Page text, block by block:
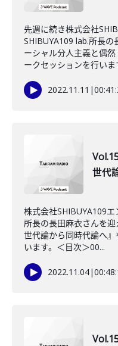
先週に続き株式会社
SHIBUYA109 lab.所長の
ーシャル分人主義と偶
ークセッションを行いま
2022.11.11 |
世代
株式会社SHIBUYA109
所長の長田麻衣さんを
世代論から同時代論へ
います。＜目次＞00...
2022.11.04|